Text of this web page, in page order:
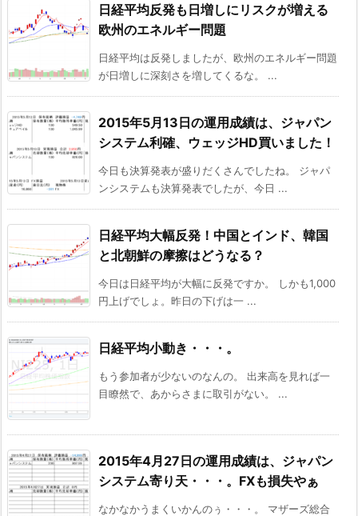
日経平均反発も日増しにリスクが増える
欧州のエネルギー問題
日経平均は反発しましたが、欧州のエネルギー問題
が日増しに深刻さを増してくるな。 ...
2015年5月13日の運用成績は、ジャパン
システム利確、ウェッジHD買いました！
今日も決算発表が盛りだくさんでしたね。 ジャパ
ンシステムも決算発表でしたが、今日 ...
日経平均大幅反発！中国とインド、韓国
と北朝鮮の摩擦はどうなる？
今日は日経平均が大幅に反発ですか。 しかも1,000
円上げでしょ。昨日の下げは一 ...
日経平均小動き・・・。
もう参加者が少ないのなんの。 出来高を見れば一
目瞭然で、あからさまに取引がない。 ...
2015年4月27日の運用成績は、ジャパン
システム寄り天・・・。FXも損失やぁ
なかなかうまくいかんのぅ・・・。 マザーズ総合